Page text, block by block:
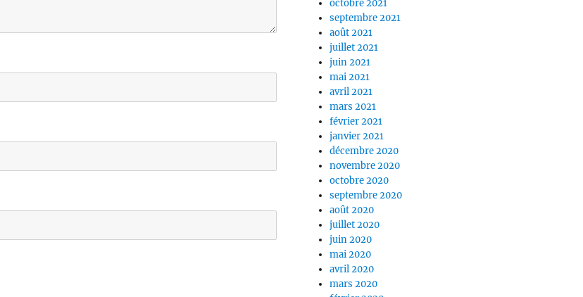
octobre 2021
septembre 2021
août 2021
juillet 2021
juin 2021
mai 2021
avril 2021
mars 2021
février 2021
janvier 2021
décembre 2020
novembre 2020
octobre 2020
septembre 2020
août 2020
juillet 2020
juin 2020
mai 2020
avril 2020
mars 2020